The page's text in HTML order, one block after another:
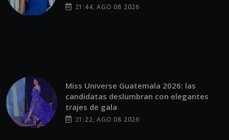
21:44, AGO 08 2026
Miss Universe Guatemala 2026: las
candidatas deslumbran con elegantes
trajes de gala
21:22, AGO 08 2026